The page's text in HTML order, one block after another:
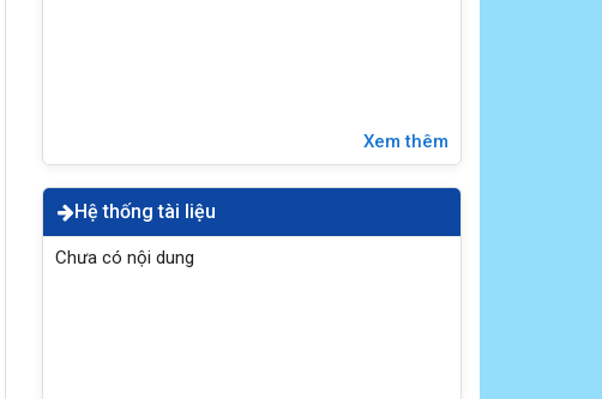
Xem thêm
Hệ thống tài liệu
Chưa có nội dung